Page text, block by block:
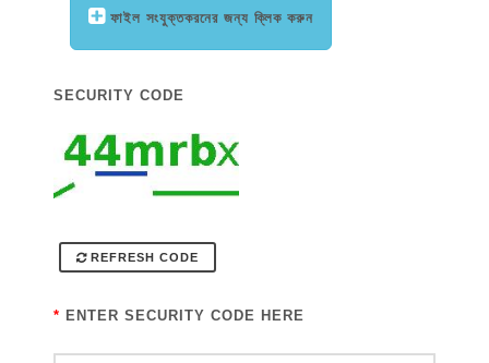
ফাইল সংযুক্তকরনের জন্য ক্লিক করুন
SECURITY CODE
REFRESH CODE
* ENTER SECURITY CODE HERE